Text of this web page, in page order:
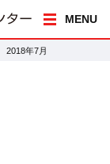
MENU
2018年7月